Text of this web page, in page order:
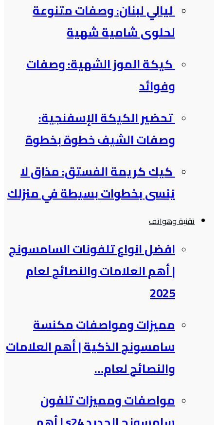
ليالي لبنان: وصفات متنوعة
لحلوى شامية شهية
كيكة الموز الشهية: وصفات
وفوائد
تحضير الكيكة الإسفنجية:
وصفات الشيف خطوة بخطوة
كيك كريمة الفستق: مذاق لا
يُنسى بخطوات بسيطة في منزلك
تقنية وهواتف
افضل انواع تلفونات السامسونج​
| أهم العلامات والنصائح لعام
2025
مميزات ومواصفات مكنسة
سامسونج الذكية​ | أهم العلامات
والنصائح لعام…
مواصفات ومميزات تلفون